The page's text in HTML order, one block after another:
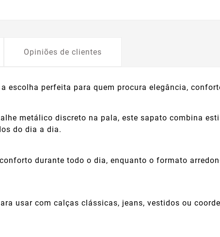
Opiniões de clientes
a escolha perfeita para quem procura elegância,
metálico discreto na pala, este sapato combina
do dia a dia.
durante todo o dia, enquanto o formato
usar com calças clássicas, jeans, vestidos ou